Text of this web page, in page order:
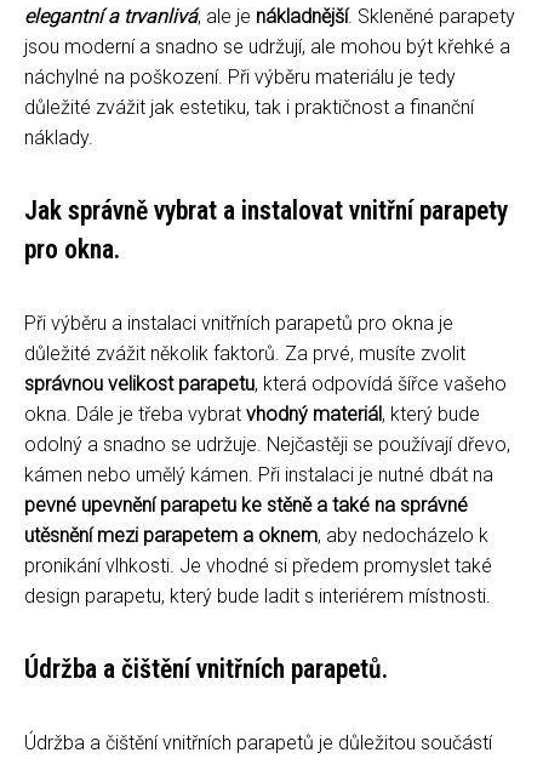
elegantní a trvanlivá, ale je nákladnější. Skleněné parapety
jsou moderní a snadno se udržují, ale mohou být křehké a
náchylné na poškození. Při výběru materiálu je tedy
důležité zvážit jak estetiku, tak i praktičnost a finanční
náklady.
Jak správně vybrat a instalovat vnitřní parapety
pro okna.
Při výběru a instalaci vnitřních parapetů pro okna je
důležité zvážit několik faktorů. Za prvé, musíte zvolit
správnou velikost parapetu, která odpovídá šířce vašeho
okna. Dále je třeba vybrat vhodný materiál , který bude
odolný a snadno se udržuje. Nejčastěji se používají dřevo,
kámen nebo umělý kámen. Při instalaci je nutné dbát na
pevné upevnění parapetu ke stěně a také na správné
utěsnění mezi parapetem a oknem, aby nedocházelo k
pronikání vlhkosti. Je vhodné si předem promyslet také
design parapetu, který bude ladit s interiérem místnosti.
Údržba a čištění vnitřních parapetů.
Údržba a čištění vnitřních parapetů je důležitou součástí